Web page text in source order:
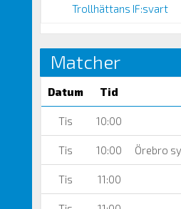
Trollhättans IF:svart
Matcher
Datum Tid
Tis 10:00
Tis 10:00 Örebro
Tis 11:00